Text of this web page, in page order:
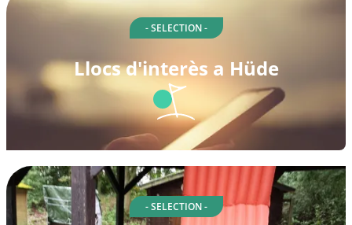
- SELECTION -
Llocs d'interès a Hüde
- SELECTION -